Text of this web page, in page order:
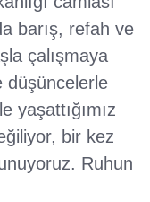
barış, refah ve
çalışmaya
düşüncelerle
yaşattığımız
bir kez
Ruhun